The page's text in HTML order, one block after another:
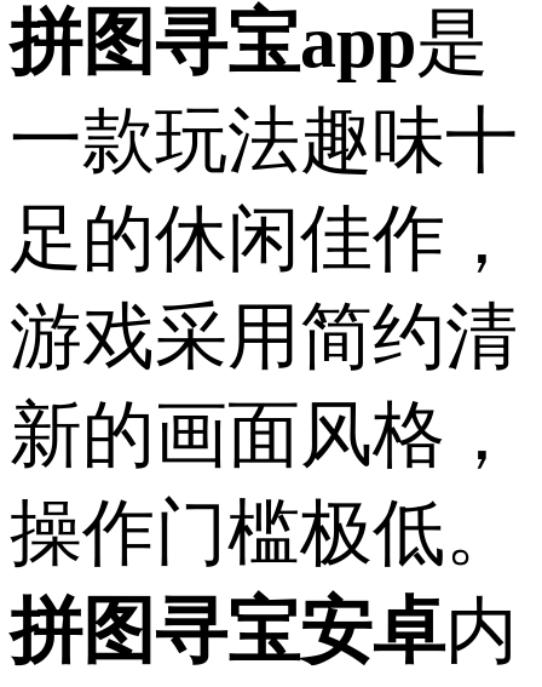
拼图寻宝app是
一款玩法趣味十
足的休闲佳作，
游戏采用简约清
新的画面风格，
操作门槛极低。
拼图寻宝安卓内